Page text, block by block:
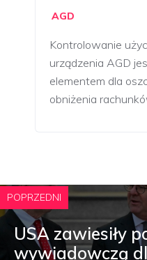
AGD
Kontrolowanie
urządzenia AGD
elementem dla
obniżenia
POPRZEDNI
USA zawiesiły
wywiadowczą